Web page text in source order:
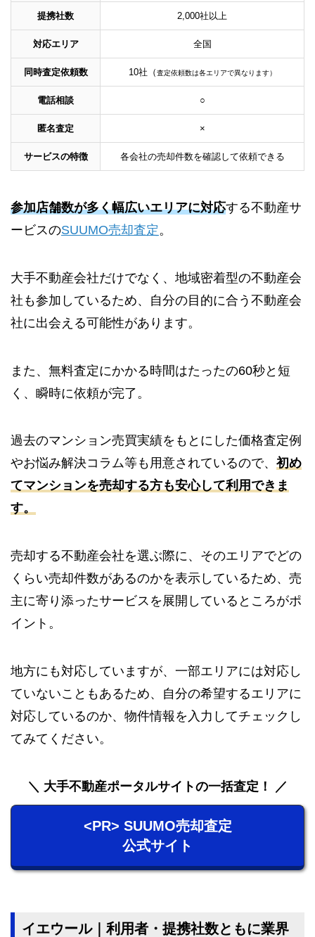
提携社数 2,000社以上
対応エリア 全国
同時査定依頼数 10社（査定依頼数は各エリアで異なります）
電話相談 ○
匿名査定 ×
サービスの特徴 各会社の売却件数を確認して依頼できる
参加店舗数が多く幅広いエリアに対応する不動産サ
ービスのSUUMO売却査定 。
大手不動産会社だけでなく、地域密着型の不動産会
社も参加しているため、自分の目的に合う不動産会
社に出会える可能性があります。
また、無料査定にかかる時間はたったの60秒と短
く、瞬時に依頼が完了。
過去のマンション売買実績をもとにした価格査定例
やお悩み解決コラム等も用意されているので、 初め
てマンションを売却する方も安心して利用できま
す。
売却する不動産会社を選ぶ際に、そのエリアでどの
くらい売却件数があるのかを表示しているため、売
主に寄り添ったサービスを展開しているところがポ
イント。
地方にも対応していますが、一部エリアには対応し
ていないこともあるため、自分の希望するエリアに
対応しているのか、物件情報を入力してチェックし
てみてください。
大手不動産ポータルサイトの一括査定！
<PR> SUUMO売却査定
公式サイト
イエウール｜利用者・提携社数ともに業界